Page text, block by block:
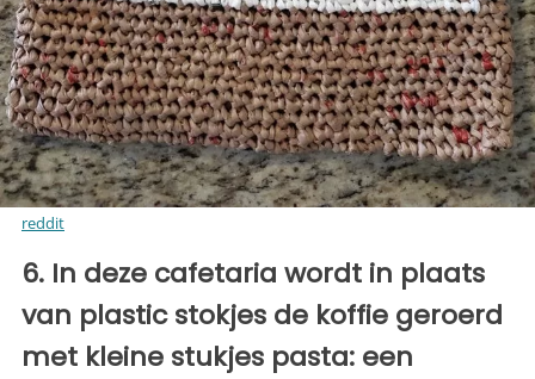
reddit
6. In deze cafetaria wordt in plaats
van plastic stokjes de koffie geroerd
met kleine stukjes pasta: een